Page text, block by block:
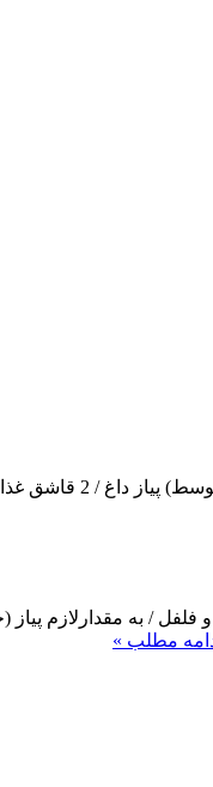
مطلب »